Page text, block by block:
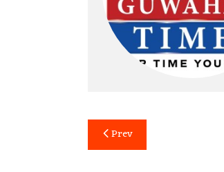
Post
navigation
Prev